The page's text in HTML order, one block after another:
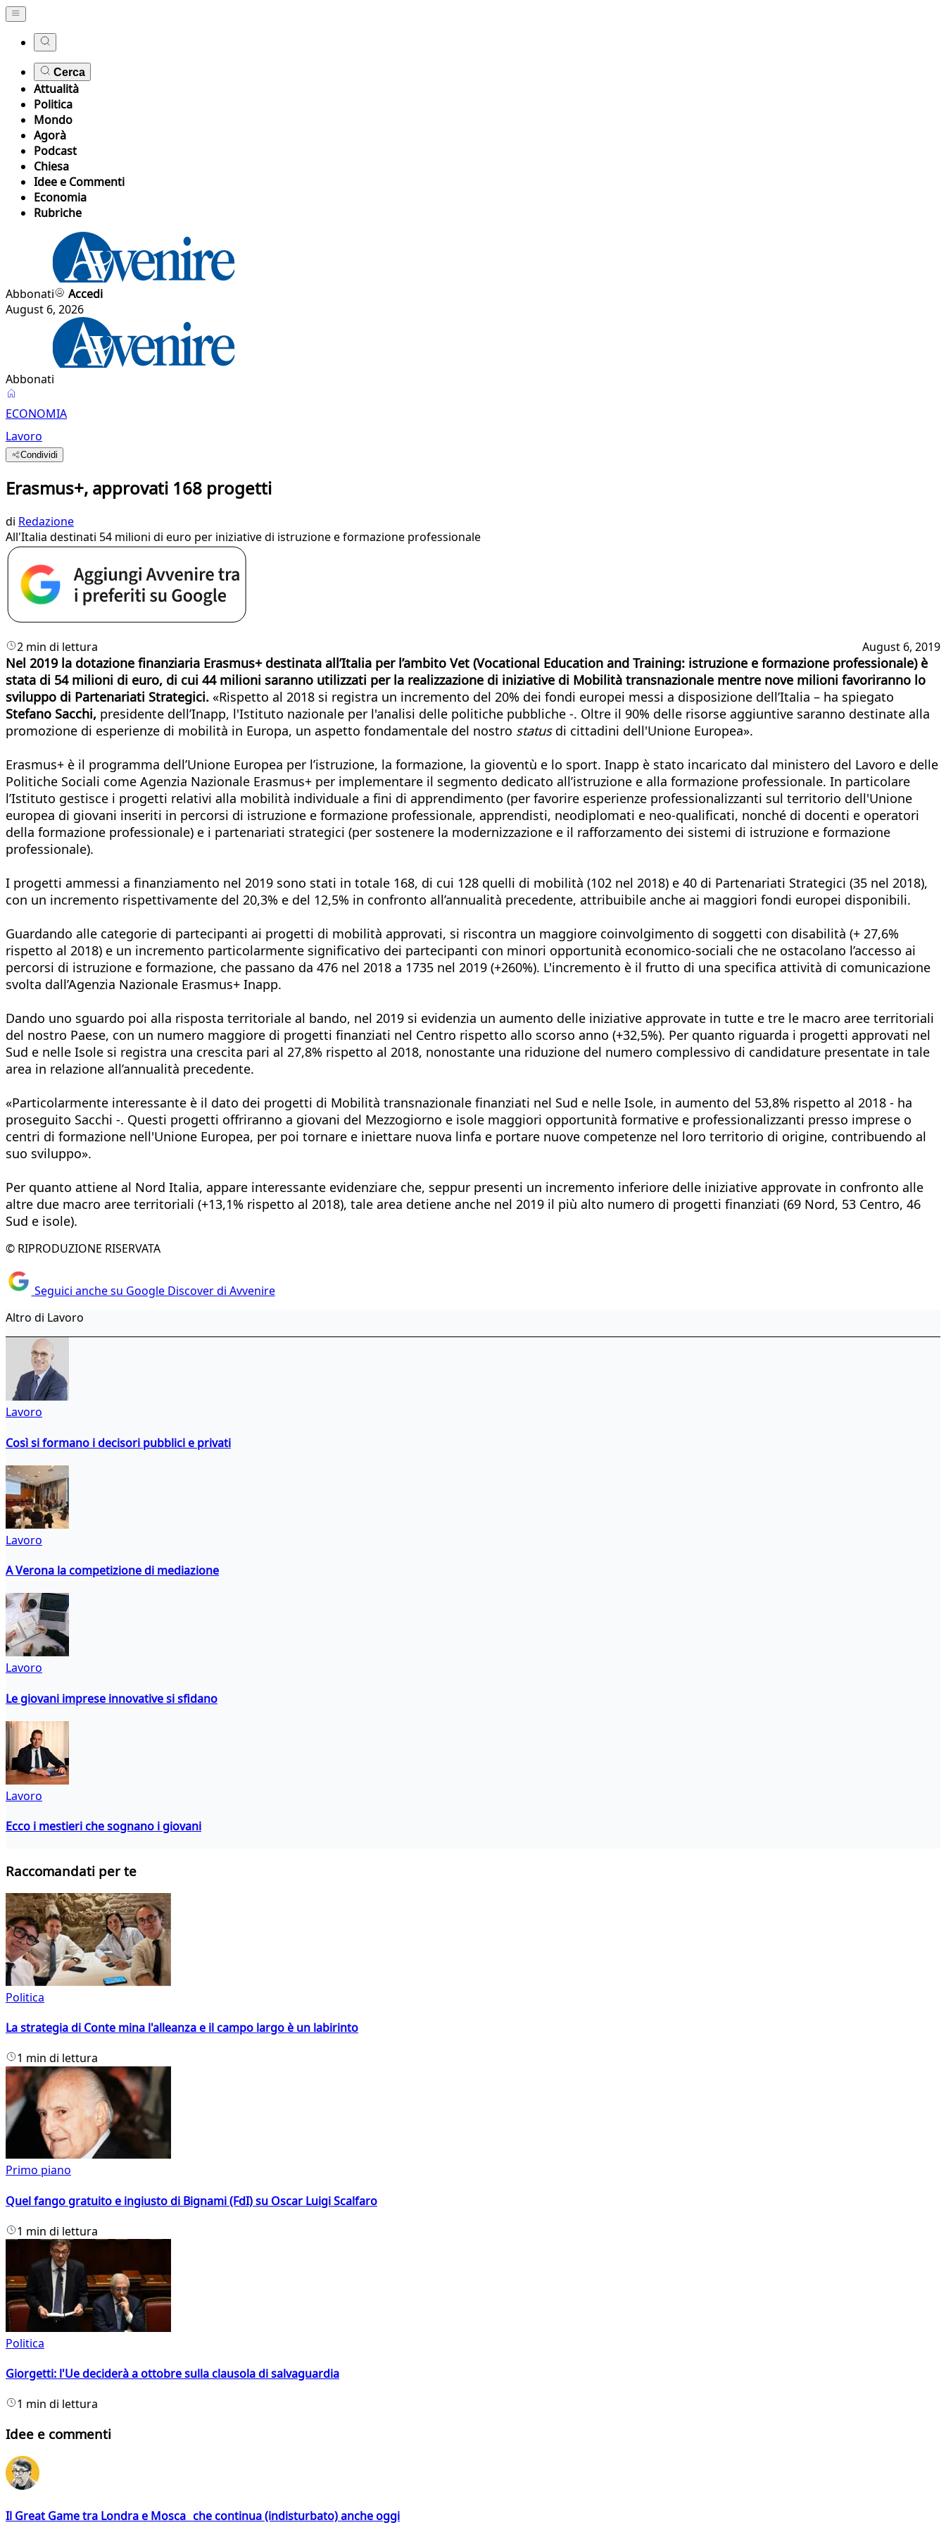
Cerca
Attualità
Politica
Mondo
Agorà
Podcast
Chiesa
Idee e Commenti
Economia
Rubriche
Abbonati
Accedi
August 6, 2026
Abbonati
ECONOMIA
Lavoro
Condividi
Erasmus+, approvati 168 progetti
di Redazione
All'Italia destinati 54 milioni di euro per iniziative di istruzione e formazione professionale
2 min di lettura August 6, 2019
Nel 2019 la dotazione finanziaria Erasmus+ destinata all’Italia per l’ambito Vet (Vocational Education and Training: istruzione e formazione professionale) è
stata di 54 milioni di euro, di cui 44 milioni saranno utilizzati per la realizzazione di iniziative di Mobilità transnazionale mentre nove milioni favoriranno lo
sviluppo di Partenariati Strategici. «Rispetto al 2018 si registra un incremento del 20% dei fondi europei messi a disposizione dell’Italia – ha spiegato
Stefano Sacchi, presidente dell’Inapp, l'Istituto nazionale per l'analisi delle politiche pubbliche -. Oltre il 90% delle risorse aggiuntive saranno destinate alla
promozione di esperienze di mobilità in Europa, un aspetto fondamentale del nostro statusdi cittadini dell'Unione Europea».
Erasmus+ è il programma dell’Unione Europea per l’istruzione, la formazione, la gioventù e lo sport. Inapp è stato incaricato dal ministero del Lavoro e delle
Politiche Sociali come Agenzia Nazionale Erasmus+ per implementare il segmento dedicato all’istruzione e alla formazione professionale. In particolare
l’Istituto gestisce i progetti relativi alla mobilità individuale a fini di apprendimento (per favorire esperienze professionalizzanti sul territorio dell'Unione
europea di giovani inseriti in percorsi di istruzione e formazione professionale, apprendisti, neodiplomati e neo-qualificati, nonché di docenti e operatori
della formazione professionale) e i partenariati strategici (per sostenere la modernizzazione e il rafforzamento dei sistemi di istruzione e formazione
professionale).
I progetti ammessi a finanziamento nel 2019 sono stati in totale 168, di cui 128 quelli di mobilità (102 nel 2018) e 40 di Partenariati Strategici (35 nel 2018),
con un incremento rispettivamente del 20,3% e del 12,5% in confronto all’annualità precedente, attribuibile anche ai maggiori fondi europei disponibili.
Guardando alle categorie di partecipanti ai progetti di mobilità approvati, si riscontra un maggiore coinvolgimento di soggetti con disabilità (+ 27,6%
rispetto al 2018) e un incremento particolarmente significativo dei partecipanti con minori opportunità economico-sociali che ne ostacolano l’accesso ai
percorsi di istruzione e formazione, che passano da 476 nel 2018 a 1735 nel 2019 (+260%). L'incremento è il frutto di una specifica attività di comunicazione
svolta dall’Agenzia Nazionale Erasmus+ Inapp.
Dando uno sguardo poi alla risposta territoriale al bando, nel 2019 si evidenzia un aumento delle iniziative approvate in tutte e tre le macro aree territoriali
del nostro Paese, con un numero maggiore di progetti finanziati nel Centro rispetto allo scorso anno (+32,5%). Per quanto riguarda i progetti approvati nel
Sud e nelle Isole si registra una crescita pari al 27,8% rispetto al 2018, nonostante una riduzione del numero complessivo di candidature presentate in tale
area in relazione all’annualità precedente.
«Particolarmente interessante è il dato dei progetti di Mobilità transnazionale finanziati nel Sud e nelle Isole, in aumento del 53,8% rispetto al 2018 - ha
proseguito Sacchi -. Questi progetti offriranno a giovani del Mezzogiorno e isole maggiori opportunità formative e professionalizzanti presso imprese o
centri di formazione nell'Unione Europea, per poi tornare e iniettare nuova linfa e portare nuove competenze nel loro territorio di origine, contribuendo al
suo sviluppo».
Per quanto attiene al Nord Italia, appare interessante evidenziare che, seppur presenti un incremento inferiore delle iniziative approvate in confronto alle
altre due macro aree territoriali (+13,1% rispetto al 2018), tale area detiene anche nel 2019 il più alto numero di progetti finanziati (69 Nord, 53 Centro, 46
Sud e isole).
© RIPRODUZIONE RISERVATA
Seguici anche su Google Discover di Avvenire
Altro di Lavoro
Lavoro
Così si formano i decisori pubblici e privati
Lavoro
A Verona la competizione di mediazione
Lavoro
Le giovani imprese innovative si sfidano
Lavoro
Ecco i mestieri che sognano i giovani
Raccomandati per te
Politica
La strategia di Conte mina l'alleanza e il campo largo è un labirinto
1 min di lettura
Primo piano
Quel fango gratuito e ingiusto di Bignami (FdI) su Oscar Luigi Scalfaro
1 min di lettura
Politica
Giorgetti: l'Ue deciderà a ottobre sulla clausola di salvaguardia
1 min di lettura
Idee e commenti
Il Great Game tra Londra e Mosca che continua (indisturbato) anche oggi